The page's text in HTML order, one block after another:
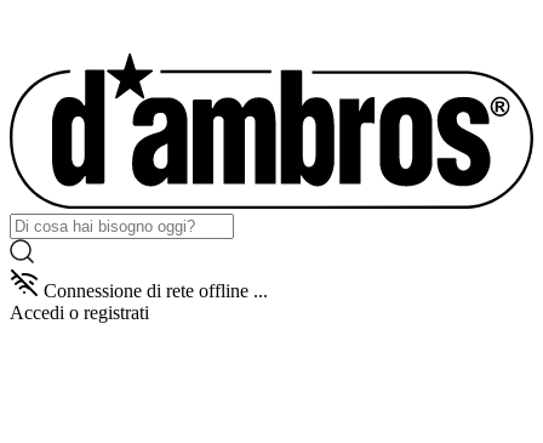
Connessione di rete offline ...
Accedi o registrati